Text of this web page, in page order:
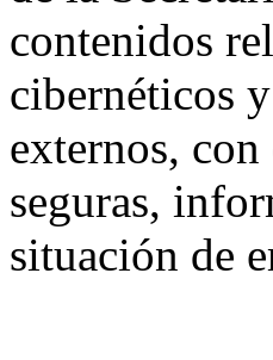
contenidos
cibernéticos
externos,
seguras,
situación de